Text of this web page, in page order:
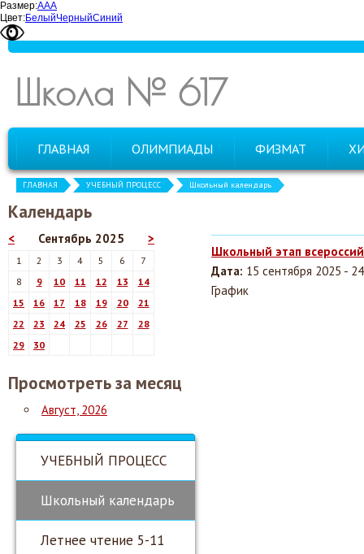
Размер:ААА
Цвет:БелыйЧерныйСиний
Школа № 617
ГЛАВНАЯ ОЛИМПИАДЫ ФИЗМАТ
ГЛАВНАЯ УЧЕБНЫЙ ПРОЦЕСС Школьный календарь
Календарь
< >
Сентябрь 2025
1 2 3 4 5 6
7
8
9 10 11 12 13
14
15
16 17 18 19 20
21
22
23 24 25 26 27
28
29
30
Просмотреть за месяц
Август, 2026
УЧЕБНЫЙ ПРОЦЕСС
Школьный календарь
Летнее чтение 5-11
Школьный этап
Дата: 15 сентября 2025 -
График